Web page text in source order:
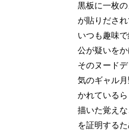
黒板に一枚
が貼りだされ
いつも趣味
公が疑いをか
そのヌード
気のギャル
かれているら
描いた覚え
を証明するた